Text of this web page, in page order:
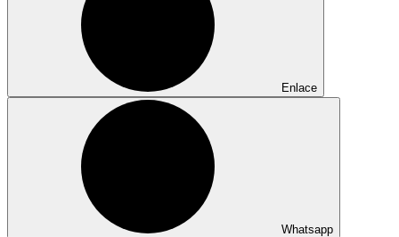
Enlace
Whatsapp